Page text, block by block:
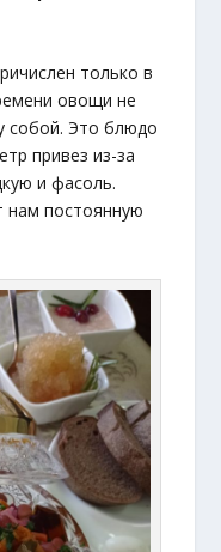
только в
овощи не
собой. Это блюдо
привез из-за
и фасоль.
нам постоянную